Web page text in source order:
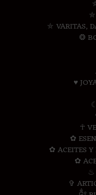
⛤
⛤ VARITAS,
❂
♥
☥
✿
✿ ACEITES Y
✿
♨
✞